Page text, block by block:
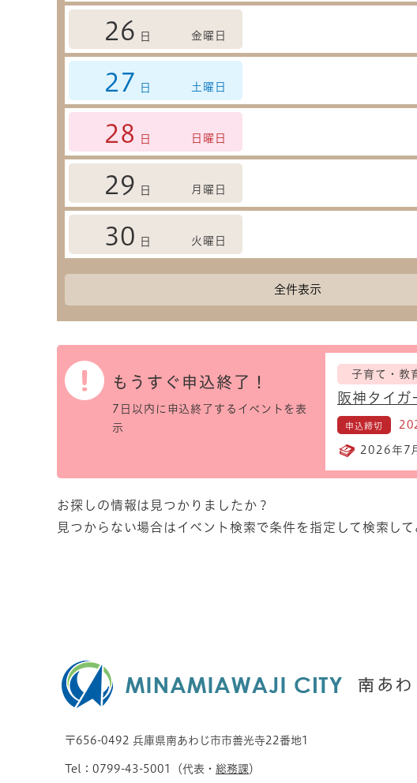
26 日 金曜日
27 日 土曜日
28 日 日曜日
29 日 月曜日
30 日 火曜日
全件表示
もうすぐ申込終了！
7日以内に申込終了するイベントを表
示
子育て・教
阪神タイガ
申込締切
2026年7
お探しの情報は見つかりましたか？
見つからない場合はイベント検索で条件を指定して検索して
〒656-0492 兵庫県南あわじ市市善光寺22番地1
Tel：0799-43-5001（代表・ 総務課）